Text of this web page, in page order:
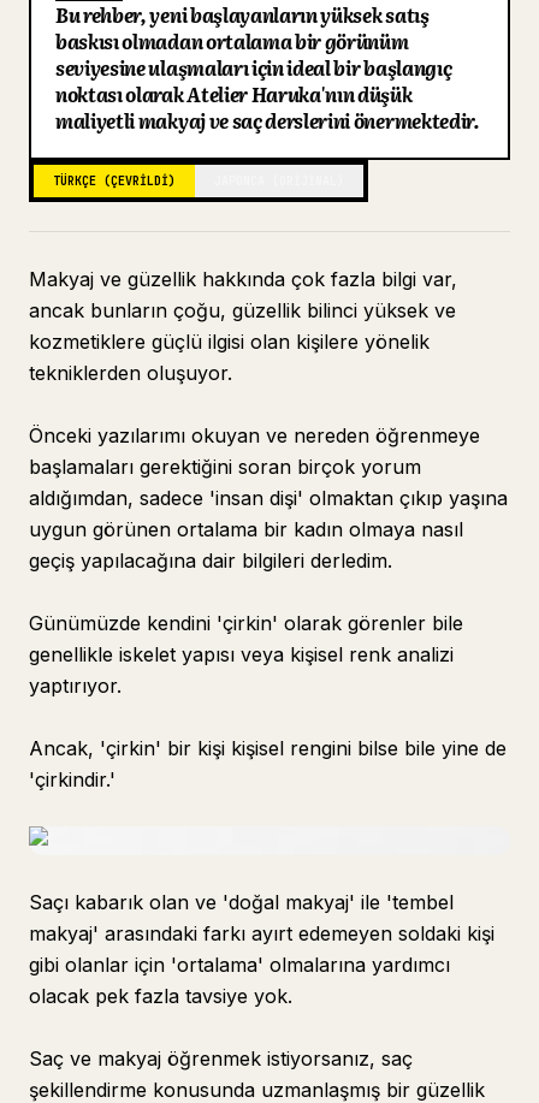
Blog
Güncellemeler
Bu rehber, yeni başlayanların yüksek satış
baskısı olmadan ortalama bir görünüm
seviyesine ulaşmaları için ideal bir başlangıç
noktası olarak Atelier Haruka'nın düşük
maliyetli makyaj ve saç derslerini önermektedir.
TÜRKÇE (ÇEVRILDI)
Makyaj ve güzellik hakkında çok fazla bilgi var,
ancak bunların çoğu, güzellik bilinci yüksek ve
kozmetiklere güçlü ilgisi olan kişilere yönelik
tekniklerden oluşuyor.
Önceki yazılarımı okuyan ve nereden öğrenmeye
başlamaları gerektiğini soran birçok yorum
aldığımdan, sadece 'insan dişi' olmaktan çıkıp yaşına
uygun görünen ortalama bir kadın olmaya nasıl
geçiş yapılacağına dair bilgileri derledim.
Günümüzde kendini 'çirkin' olarak görenler bile
genellikle iskelet yapısı veya kişisel renk analizi
yaptırıyor.
Ancak, 'çirkin' bir kişi kişisel rengini bilse bile yine de
'çirkindir.'
Saçı kabarık olan ve 'doğal makyaj' ile 'tembel
makyaj' arasındaki farkı ayırt edemeyen soldaki kişi
gibi olanlar için 'ortalama' olmalarına yardımcı
olacak pek fazla tavsiye yok.
Saç ve makyaj öğrenmek istiyorsanız, saç
şekillendirme konusunda uzmanlaşmış bir güzellik